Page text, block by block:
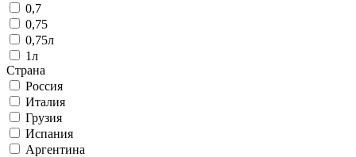
0,7
0,75
0,75л
1л
Страна
Россия
Италия
Грузия
Испания
Аргентина